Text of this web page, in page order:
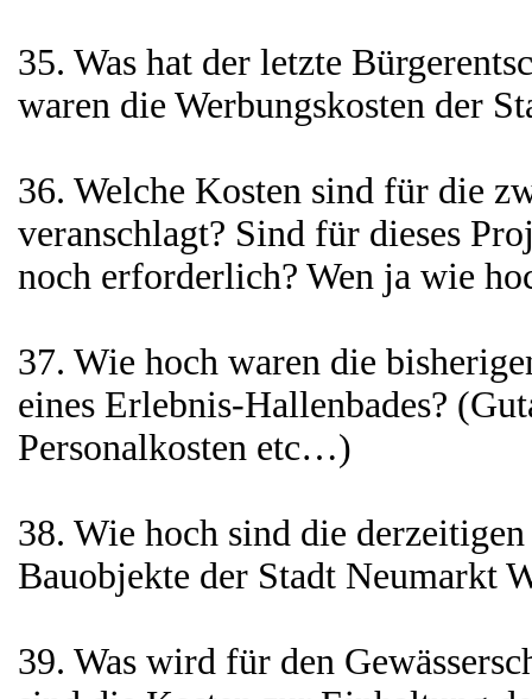
35. Was hat der letzte
waren die Werbungskosten der
36. Welche Kosten sind für die
veranschlagt? Sind für dieses
noch erforderlich? Wen ja wie
37. Wie hoch waren die
eines Erlebnis-Hallenbades?
Personalkosten etc…)
38. Wie hoch sind die
Bauobjekte der Stadt Neumarkt
39. Was wird für den